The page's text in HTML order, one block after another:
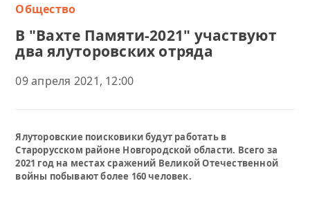
Общество
В "Вахте Памяти-2021" участвуют
два ялуторовских отряда
09 апреля 2021, 12:00
Ялуторовские поисковики будут работать в
Старорусском районе Новгородской области. Всего за
2021 год на местах сражений Великой Отечественной
войны побывают более 160 человек.